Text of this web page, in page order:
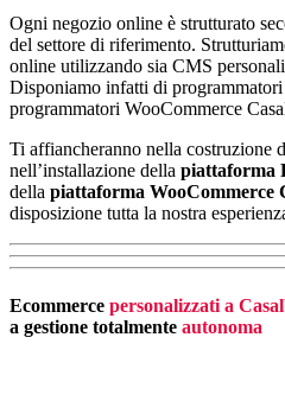
Ogni negozio online è strutturato
del settore di riferimento.
online utilizzando sia CMS
Disponiamo infatti di programmatori
programmatori WooCommerce
Ti affiancheranno nella costruzione
nell’installazione della piattaforma
della piattaforma WooCommerce
disposizione tutta la nostra
Ecommerce personalizzati a
a gestione totalmente autonoma